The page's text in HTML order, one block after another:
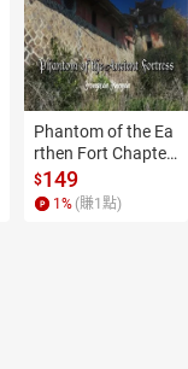
Phantom of the Ea
rthen Fort Chapter
4【有聲書】
$149
1 % (賺1 點)